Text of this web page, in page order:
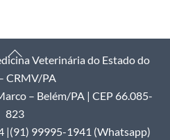
Back
To
Top
Veterinária do Estado do
CRMV/PA
– Belém/PA | CEP 66.085-
823
|(91) 99995-1941 (Whatsapp)